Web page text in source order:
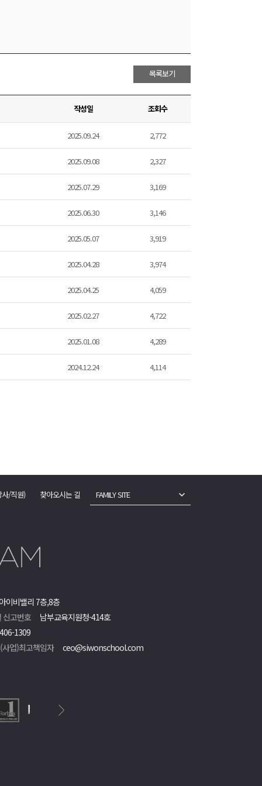
목록보기
작성일 조회수
2025.09.24 2,772
2025.09.08 2,327
2025.07.29 3,169
2025.06.30 3,146
2025.05.07 3,919
2025.04.28 3,974
2025.04.25 4,059
2025.02.27 4,722
2025.01.08 4,289
2024.12.24 4,114
/직원) 찾아오시는 길 FAMILY SITE
이비밸리 7층,8층
신고번호
남부교육지원청-414호
1309
업)최고책임자
ceo@siwonschool.com